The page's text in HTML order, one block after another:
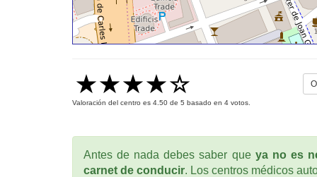
Valoración del centro es 4.50 de 5 basado en 4 votos.
Antes de nada debes saber que ya no es
carnet de conducir. Los centros médicos